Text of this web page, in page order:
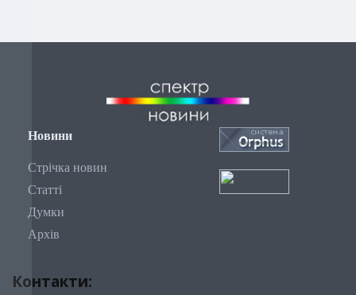
Новини
Стрічка новин
Статті
Думки
Архів
Контакти: